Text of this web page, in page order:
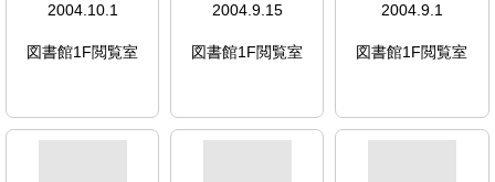
2004.10.1
図書館1F閲覧室
2004.9.15
図書館1F閲覧室
2004.9.1
図書館1F閲覧室